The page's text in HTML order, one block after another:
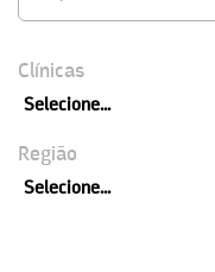
Clínicas
Selecione...
Região
Selecione...